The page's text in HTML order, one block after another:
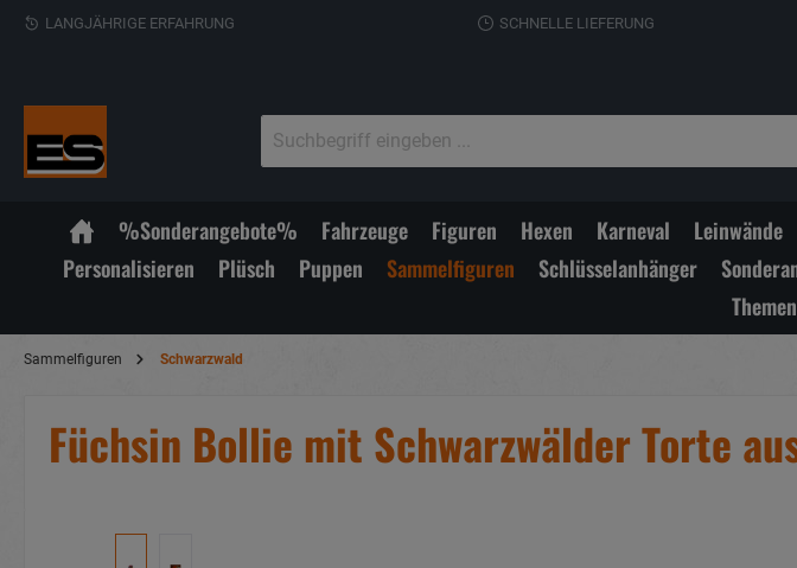
LANGJÄHRIGE ERFAHRUNG SCHNELLE LIEFERUNG
%Sonderangebote% Fahrzeuge Figuren Hexen Karneval Leinwände
Personalisieren
Plüsch Puppen Sammelfiguren Schlüsselanhänger
Themen
Sammelfiguren Schwarzwald
Füchsin Bollie mit Schwarzwälder Torte